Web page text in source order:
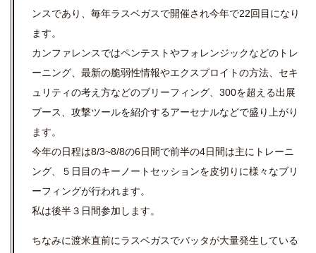
ンスであり、毎年ラスベガスで開催され今年で22回目になり
ます。
カンファレンスではペンテストやフォレンジックなどのトレ
ーニング、最新の脆弱性情報やエクスプロイトの方法、セキ
ュリティの考え方などのブリーフィング、300を超える出展
ブース、攻撃ツールを紹介するアーセナルなどで盛り上がり
ます。
今年の日程は8/3~8/8の6日間で前半の4日間は主にトレーニ
ング、５日目のキーノートセッションを皮切りに様々なブリ
ーフィングが行われます。
私は後半３日間参加します。
ちなみに渡米直前にラスベガスでバッタが大量発生している